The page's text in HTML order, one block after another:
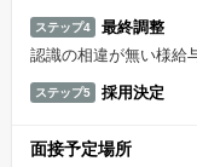
ステップ4
最終調整
認識の相違が無い様給
ステップ5 採用決定
面接予定場所